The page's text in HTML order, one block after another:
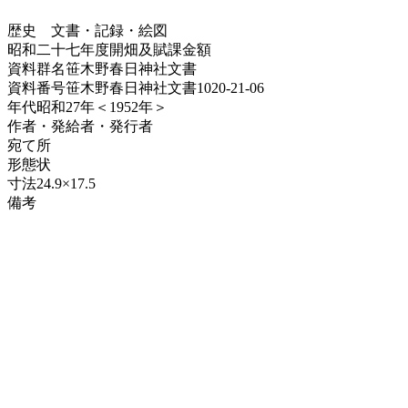
歴史
文書・記録・絵図
昭和二十七年度開畑及賦課金額
資料群名笹木野春日神社文書
資料番号笹木野春日神社文書1020-21-06
年代昭和27年＜1952年＞
作者・発給者・発行者
宛て所
形態状
寸法24.9×17.5
備考